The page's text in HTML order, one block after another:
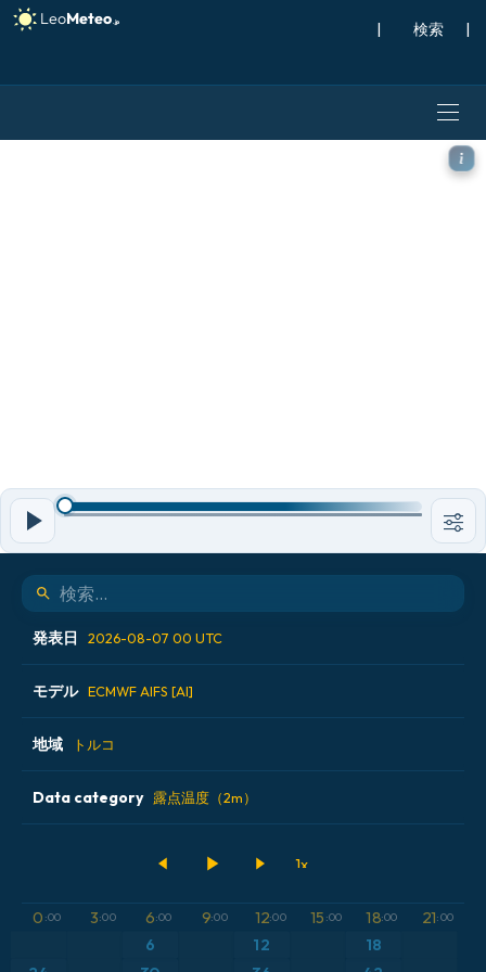
| |
ECMWF AIFS [AI] モデル -
発表日 2026-08-07 00 UTC
2026-08-06 00 UTC
2026-08-06 12 UTC
2026-08-07 00 UTC
モデル ECMWF AIFS [AI]
ALADIN CZ 2.3 km
ECMWF AIFS [AI]
地域 トルコ
アイスランド
Data category 露点温度（2m）
0 :00 3:00 6:00 9:00 12:00 15 :00 18:00 21:00
6 12 18